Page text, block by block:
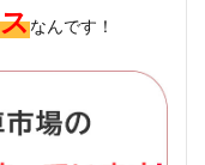
なんです！